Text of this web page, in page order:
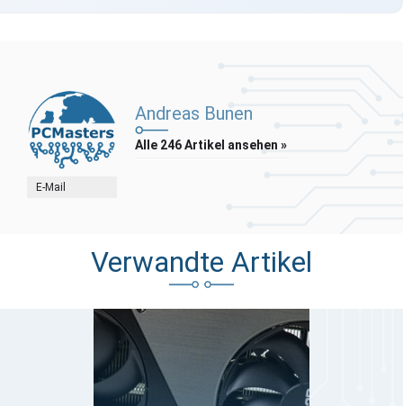
E-Mail
Andreas Bunen
Alle 246 Artikel ansehen »
Verwandte Artikel